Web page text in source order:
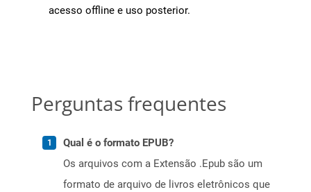
acesso offline e uso posterior.
Perguntas frequentes
Qual é o formato EPUB?
Os arquivos com a Extensão .Epub são um
formato de arquivo de livros eletrônicos que